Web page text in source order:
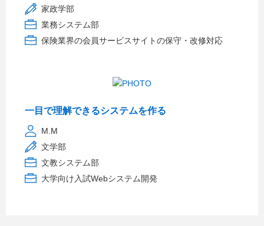
家政学部
業務システム部
保険業界の会員サービスサイトの保守・改修対応
一目で理解できるシステムを作る
M.M
文学部
文教システム部
大学向け入試Webシステム開発